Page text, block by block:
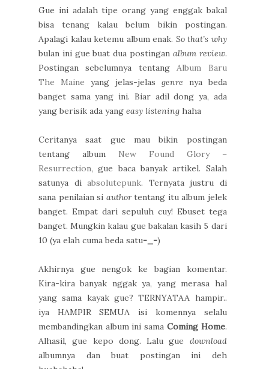
Gue ini adalah tipe orang yang enggak bakal
bisa tenang kalau belum bikin postingan.
Apalagi kalau ketemu album enak. So that’s why
bulan ini gue buat dua postingan album review.
Postingan sebelumnya tentangAlbum Baru
The Maine yang jelas-jelas genre nya beda
banget sama yang ini. Biar adil dong ya, ada
yang berisik ada yang easy listening haha
Ceritanya saat gue mau bikin postingan
tentang album New Found Glory –
Resurrection, gue baca banyak artikel. Salah
satunya diabsolutepunk. Ternyata justru di
sana penilaian si authortentang itu album jelek
banget. Empat dari sepuluh cuy! Ebuset tega
banget. Mungkin kalau gue bakalan kasih 5 dari
10 (ya elah cuma beda satu-_-)
Akhirnya gue nengok ke bagian komentar.
Kira-kira banyak nggak ya, yang merasa hal
yang sama kayak gue? TERNYATAA hampir..
iya HAMPIR SEMUA isi komennya selalu
membandingkan album ini sama Coming Home.
Alhasil, gue kepo dong. Lalu gue download
albumnya dan buat postingan ini deh